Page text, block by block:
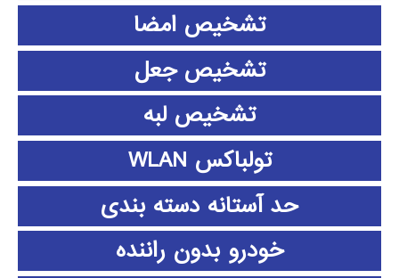
تشخیص امضا
تشخیص جعل
تشخیص لبه
تولباکس WLAN
حد آستانه دسته بندی
خودرو بدون راننده